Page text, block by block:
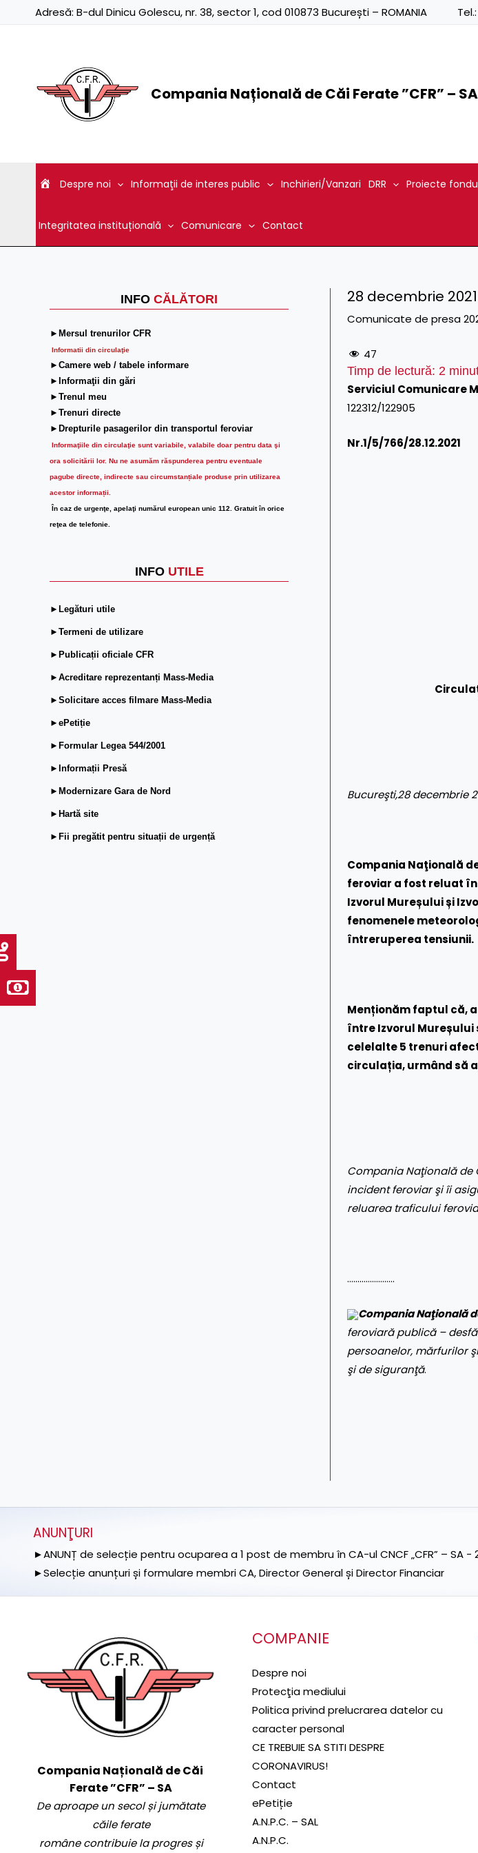
Adresă: B-dul Dinicu Golescu, nr. 38, sector 1, cod 010873 București – ROMANIA Tel.:
Compania Națională de Căi Ferate ”CFR” – SA
Despre noi Informaţii de interes public Inchirieri/Vanzari DRR Proiecte
Integritatea instituțională Comunicare Contact
INFO CĂLĂTORI
►Mersul trenurilor CFR
Informatii din circulaţie
►Camere web / tabele informare
►Informaţii din gări
►Trenul meu
►Trenuri directe
►Drepturile pasagerilor din transportul feroviar
Informaţiile din circulaţie sunt variabile, valabile doar pentru data şi
ora solicitării lor. Nu ne asumăm răspunderea pentru eventuale
pagube directe, indirecte sau circumstanțiale produse prin utilizarea
acestor informații.
În caz de urgenţe, apelaţi numărul european unic 112. Gratuit în orice
reţea de telefonie.
INFO UTILE
►Legături utile
►Termeni de utilizare
►Publicații oficiale CFR
►Acreditare reprezentanți Mass-Media
►Solicitare acces filmare Mass-Media
►ePetiție
►Formular Legea 544/2001
►Informații Presă
►Modernizare Gara de Nord
►Hartă site
►Fii pregătit pentru situații de urgență
28 decembrie
Comunicate de presa
47
Timp de lectură: 2
Serviciul Comunicare
122312/122905
Nr.1/5/766/28.12.2021
Bucureşti,28 decembrie
Compania Naţională
feroviar a fost reluat în
Izvorul Mureșului și
fenomenele
întreruperea tensiunii.
Menționăm faptul că,
între Izvorul Mureșului
celelalte 5 trenuri
circulația, urmând să
Compania Naţională de
incident feroviar şi îi
reluarea traficului
…………………..
Compania Naţională
feroviară publică –
persoanelor, mărfurilor
şi de siguranţă.
ANUNŢURI
►ANUNȚ de selecție pentru ocuparea a 1 post de membru în CA-ul CNCF „CFR” – SA -
►Selecție anunțuri și formulare membri CA, Director General și Director Financiar
Compania Națională de Căi
Ferate ”CFR” – SA
De aproape un secol și jumătate
căile ferate
române contribuie la progres și
COMPANIE
Despre noi
Protecţia mediului
Politica privind prelucrarea datelor cu
caracter personal
CE TREBUIE SA STITI DESPRE
CORONAVIRUS!
Contact
ePetiție
A.N.P.C. – SAL
A.N.P.C.